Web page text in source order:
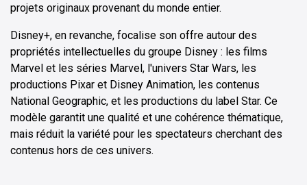
projets originaux provenant du monde entier.
Disney+, en revanche, focalise son offre autour des
propriétés intellectuelles du groupe Disney : les films
Marvel et les séries Marvel, l'univers Star Wars, les
productions Pixar et Disney Animation, les contenus
National Geographic, et les productions du label Star. Ce
modèle garantit une qualité et une cohérence thématique,
mais réduit la variété pour les spectateurs cherchant des
contenus hors de ces univers.